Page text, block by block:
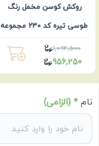
روکش کوسن مخمل رنگ
طوسی تیره کد 230 مجموعه
1عددی1,092,500
956,250
نام* (الزامی)